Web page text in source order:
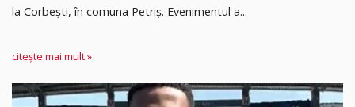
la Corbești, în comuna Petriș. Evenimentul a...
citește mai mult »